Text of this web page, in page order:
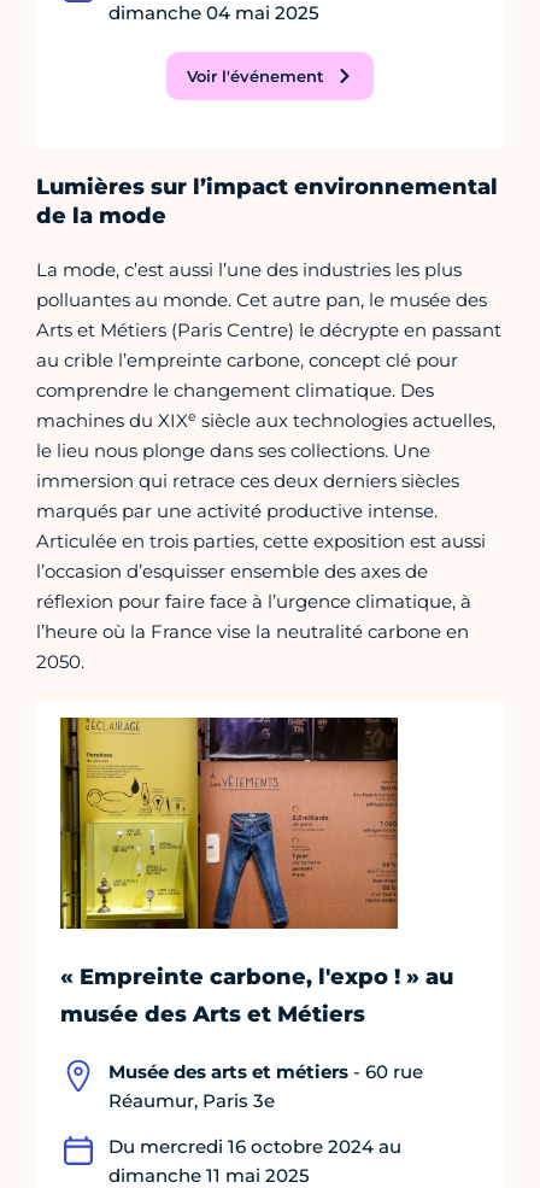
dimanche 04 mai 2025
Voir l'événement
Lumières sur l’impact environnemental
de la mode
La mode, c’est aussi l’une des industries les plus
polluantes au monde. Cet autre pan, le musée des
Arts et Métiers (Paris Centre) le décrypte en passant
au crible l’empreinte carbone, concept clé pour
comprendre le changement climatique. Des
machines du XIXe siècle aux technologies actuelles,
le lieu nous plonge dans ses collections. Une
immersion qui retrace ces deux derniers siècles
marqués par une activité productive intense.
Articulée en trois parties, cette exposition est aussi
l’occasion d’esquisser ensemble des axes de
réflexion pour faire face à l’urgence climatique, à
l’heure où la France vise la neutralité carbone en
2050.
« Empreinte carbone, l'expo ! » au
musée des Arts et Métiers
Musée des arts et métiers - 60 rue
Réaumur, Paris 3e
Du mercredi 16 octobre 2024 au
dimanche 11 mai 2025